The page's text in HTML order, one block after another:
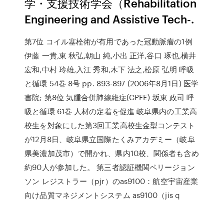
Engineering and Assistive Tech-.
第7位 コイル塞栓術が有用であった冠動脈瘤の1例
伊藤 一貴,東 秋弘,朝山 純,小出 正洋,谷口 琢也,横井
宏和,中村 玲雄,入江 秀和,木下 法之,松原 弘明 呼吸
と循環 54巻 8号 pp. 893-897 (2006年8月1日) 医学
書院; 第8位 気腫合併肺線維症(CPFE) 坂東 政司 呼
吸と循環 61巻 人材の定着を促進 岐阜県内の工業高
校生を対象にした第3回工業高校生金型コンテスト
が12月8日、岐阜県立国際たくみアカデミー（岐阜
県美濃加茂市）で開かれ、県内10校、関係者も含め
約90人が参加した。 第三者認証機関ペリージョン
ソン レジストラー（pjr）のas9100：航空宇宙産業
向け品質マネジメントシステム as9100（jis q